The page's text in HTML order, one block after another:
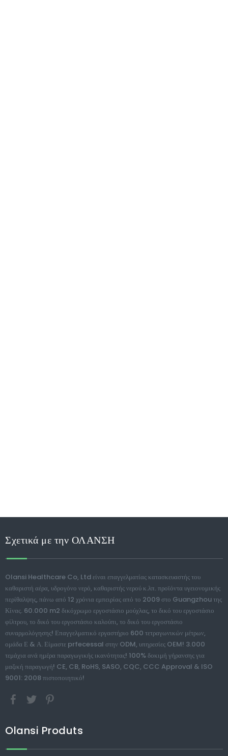
Σχετικά με την ΟΛΑΝΣΗ
Olansi Healthcare Co, Ltd είναι επαγγελματίας κατασκευαστής του
καθαριστή αέρα, υδρογόνο νερό, καθαριστής νερού κ.λπ. προϊόντα υγειονομικής
περίθαλψης, πάνω από 12 χρόνια εμπειρίας από το 2009 στο Guangzhou της
Κίνας. 60.000 m2 δικόχρωμο εργοστάσιο μούχλας, το δικό του εργοστάσιο
φίλτρου, το δικό του εργοστάσιο καλούπι, το δικό του εργοστάσιο
συναρμολόγησης! Επαγγελματικό εργαστήριο 600 τετραγωνικών μέτρων,
ομάδα Ε & Α. Είμαστε prfecessal στην ODM, υπηρεσίες OEM! 3.000
τεμάχια ανά ημέρα παραγωγικής ικανότητας! 100% δοκιμή γήρανσης για
μαζική παραγωγή! CE, CB, RoHS, SASO, CQC, CCC Approval & ISO
9001: 2008 πιστοποιητικό!
Olansi Produts